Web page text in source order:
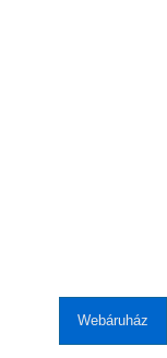
Webáruház